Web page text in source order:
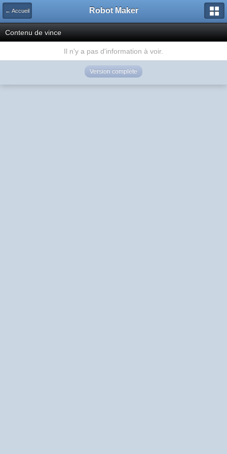
← Accueil Robot Maker
Contenu de vince
Il n'y a pas d'information à voir.
Version complète